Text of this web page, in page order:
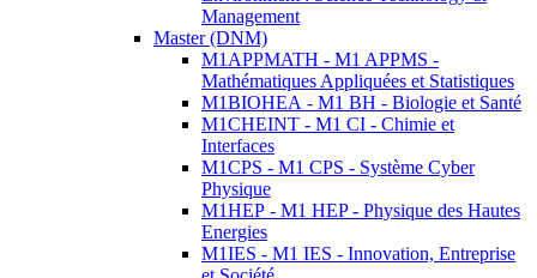
Management
Master (DNM)
M1APPMATH - M1 APPMS -
Mathématiques Appliquées et Statistiques
M1BIOHEA - M1 BH - Biologie et Santé
M1CHEINT - M1 CI - Chimie et
Interfaces
M1CPS - M1 CPS - Système Cyber
Physique
M1HEP - M1 HEP - Physique des Hautes
Energies
M1IES - M1 IES - Innovation, Entreprise